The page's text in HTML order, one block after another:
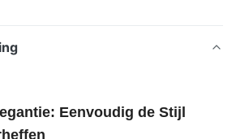
Eenvoudig de Stijl